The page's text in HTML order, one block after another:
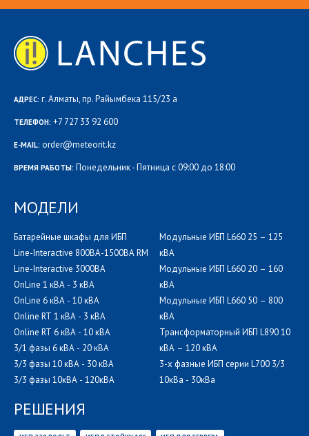
АДРЕС: г. Алматы, пр. Райымбека 115/23 а
ТЕЛЕФОН: +7 727 33 92 600
E-MAIL: order@meteorit.kz
ВРЕМЯ РАБОТЫ: Понедельник - Пятница с 09:00 до 18:00
МОДЕЛИ
Батарейные шкафы для ИБП
Line-Interactive 800ВА-1500ВА RM
Line-Interactive 3000ВА
OnLine 1 кВА - 3 кВА
OnLine 6 кВА - 10 кВА
Online RT 1 кВА - 3 кВА
Online RT 6 кВА - 10 кВА
3/1 фазы 6 кВА - 20 кВА
3/3 фазы 10 кВА - 30 кВА
3/3 фазы 10кВА - 120кВА
Модульные ИБП L660 25 – 125
кВА
Модульные ИБП L660 20 – 160
кВА
Модульные ИБП L660 50 – 800
кВА
Трансформаторный ИБП L890 10
кВА – 120 кВА
3-х фазные ИБП серии L700 3/3
10кВа - 30кВа
РЕШЕНИЯ